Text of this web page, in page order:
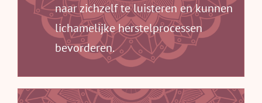
naar zichzelf te luisteren en kunnen
lichamelijke herstelprocessen
bevorderen.